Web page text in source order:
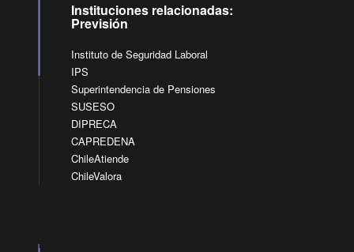
Instituciones relacionadas:
Previsión
Instituto de Seguridad Laboral
IPS
Superintendencia de Pensiones
SUSESO
DIPRECA
CAPREDENA
ChileAtiende
ChileValora